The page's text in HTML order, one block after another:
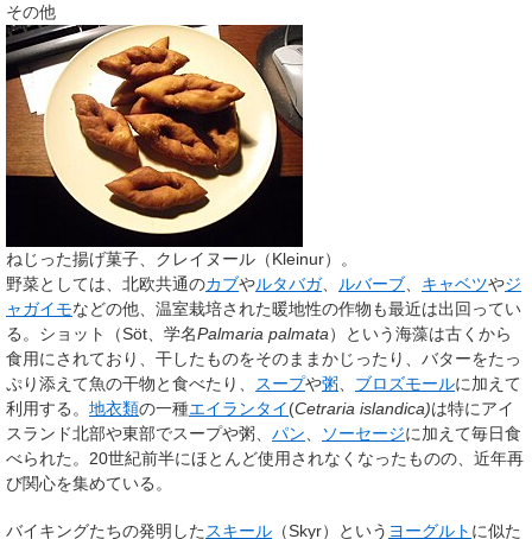
その他
ねじった揚げ菓子、クレイヌール（Kleinur）。
野菜としては、北欧共通のカブやルタバガ、 ルバーブ、 キャベツやジ
ャガイモなどの他、温室栽培された暖地性の作物も最近は出回ってい
る。ショット（Söt、学名Palmaria palmata）という海藻は古くから
食用にされており、干したものをそのままかじったり、バターをたっ
ぷり添えて魚の干物と食べたり、 スープや粥、 ブロズモールに加えて
利用する。 地衣類の一種エイランタイ(Cetraria islandica)は特にアイ
スランド北部や東部でスープや粥、 パン、 ソーセージに加えて毎日食
べられた。20世紀前半にほとんど使用されなくなったものの、近年再
び関心を集めている。
バイキングたちの発明した スキール （Skyr）という ヨーグルト に似た